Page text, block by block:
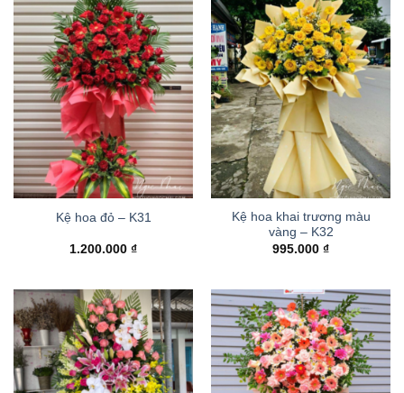
Kệ hoa đỏ – K31
1.200.000 ₫
Kệ hoa khai trương màu
vàng – K32
995.000 ₫